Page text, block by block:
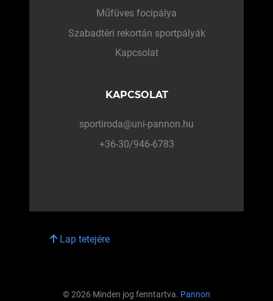
Műfüves focipálya
Szabadtéri rekortán sportpályák
Kapcsolat
KAPCSOLAT
sportiroda@uni-pannon.hu
+36-30/946-6783
Lap tetejére
© 2026 Minden jog fenntartva. Pannon